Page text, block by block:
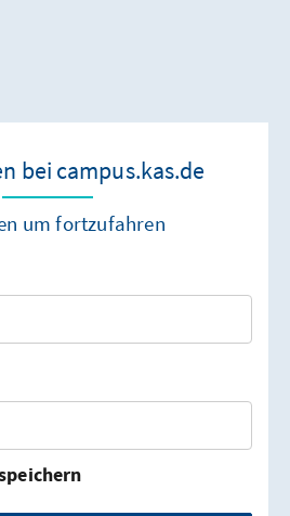
bei campus.kas.de
um fortzufahren